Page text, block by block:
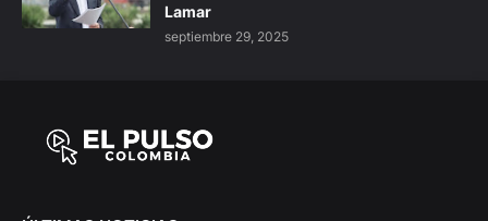
Lamar
septiembre 29, 2025